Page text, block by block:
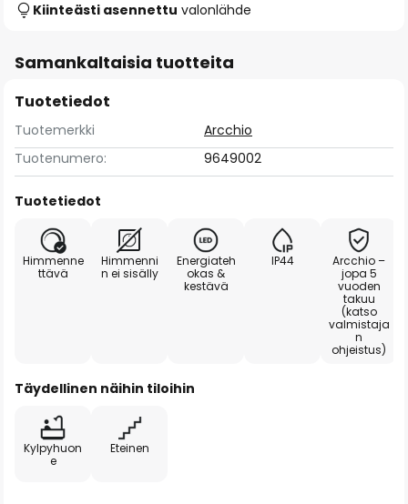
Kiinteästi asennettu valonlähde
Samankaltaisia tuotteita
Tuotetiedot
Tuotemerkki
Arcchio
Tuotenumero:
9649002
Tuotetiedot
Himmenne
ttävä
Himmenni
n ei sisälly
Energiateh
okas &
kestävä
IP44
Arcchio –
jopa 5
vuoden
takuu
(katso
valmistaja
n
ohjeistus)
Täydellinen näihin tiloihin
Kylpyhuon
e
Eteinen